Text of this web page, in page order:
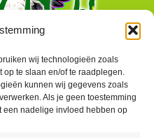
wij technologieën zoals
te slaan en/of te raadplegen.
kunnen wij gegevens zoals
Als je geen toestemming
een nadelige invloed hebben op